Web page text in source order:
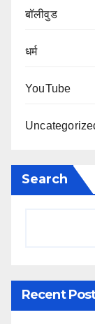
बॉलीवुड
धर्म
YouTube
Search
Recent